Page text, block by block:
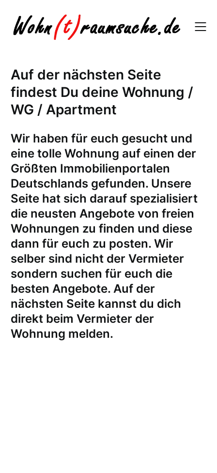
content
Auf der nächsten Seite
findest Du deine Wohnung /
WG / Apartment
Wir haben für euch gesucht und
eine tolle Wohnung auf einen der
Größten Immobilienportalen
Deutschlands gefunden. Unsere
Seite hat sich darauf spezialisiert
die neusten Angebote von freien
Wohnungen zu finden und diese
dann für euch zu posten. Wir
selber sind nicht der Vermieter
sondern suchen für euch die
besten Angebote. Auf der
nächsten Seite kannst du dich
direkt beim Vermieter der
Wohnung melden.